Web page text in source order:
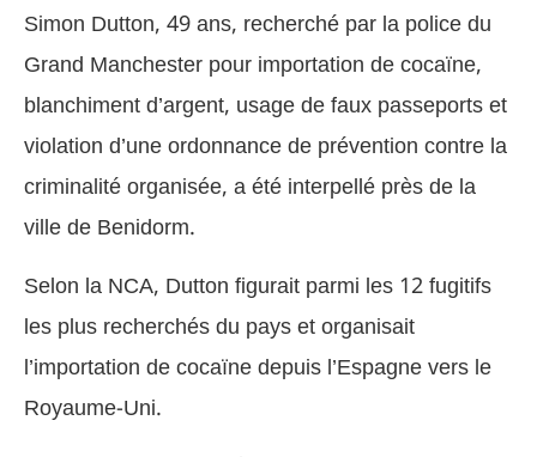
Simon Dutton, 49 ans, recherché par la police du
Grand Manchester pour importation de cocaïne,
blanchiment d’argent, usage de faux passeports et
violation d’une ordonnance de prévention contre la
criminalité organisée, a été interpellé près de la
ville de Benidorm.
Selon la NCA, Dutton figurait parmi les 12 fugitifs
les plus recherchés du pays et organisait
l’importation de cocaïne depuis l’Espagne vers le
Royaume-Uni.